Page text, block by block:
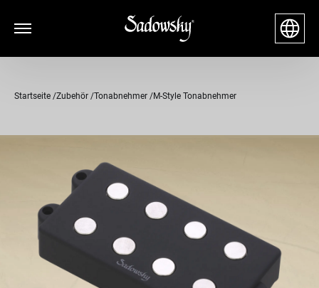
Startseite Zubehör Tonabnehmer M-Style Tonabnehmer